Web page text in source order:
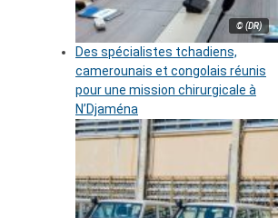
© (DR)
Des spécialistes tchadiens,
camerounais et congolais réunis
pour une mission chirurgicale à
N’Djaména